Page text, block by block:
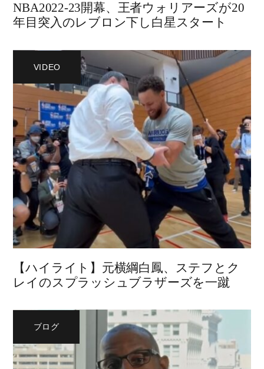
NBA2022-23開幕、王者ウォリアーズが20
年目突入のレブロン下し白星スタート
VIDEO
【ハイライト】元横綱白鳳、ステフとク
レイのスプラッシュブラザーズを一蹴
ブログ